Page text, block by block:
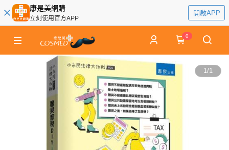
康是美網購
立刻使用官方APP
開啟APP
0
1/1